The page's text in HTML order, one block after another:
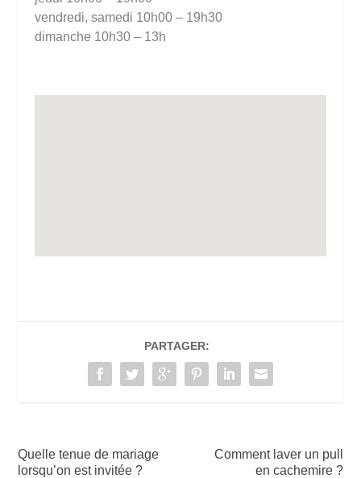
vendredi, samedi 10h00 – 19h30
dimanche 10h30 – 13h
PARTAGER:
Quelle tenue de mariage
lorsqu’on est invitée ?
Comment laver un pull
en cachemire ?